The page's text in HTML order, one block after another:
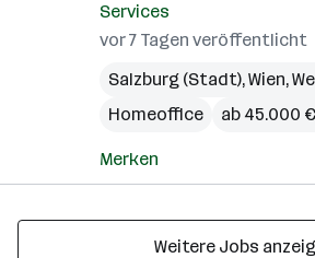
Services
vor 7 Tagen veröffentlicht
Salzburg (Stadt),Wien,
Homeoffice
ab 45.000
Merken
Weitere Jobs